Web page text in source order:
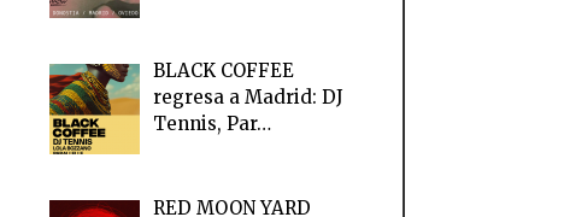
BLACK COFFEE
regresa a Madrid: DJ
Tennis, Par…
RED MOON YARD